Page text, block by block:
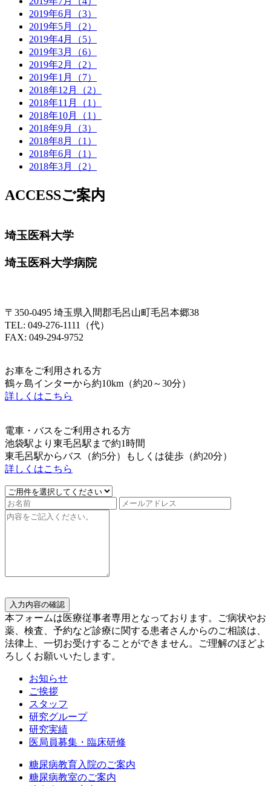
2019年6月（3）
2019年5月（2）
2019年4月（5）
2019年3月（6）
2019年2月（2）
2019年1月（7）
2018年12月（2）
2018年11月（1）
2018年10月（1）
2018年9月（3）
2018年8月（1）
2018年6月（1）
2018年3月（2）
ACCESSご案内
埼玉医科大学
埼玉医科大学病院
〒350-0495 埼玉県入間郡毛呂山町毛呂本郷38
TEL: 049-276-1111（代）
FAX: 049-294-9752
お車をご利用される方
鶴ヶ島インターから約10km（約20～30分）
詳しくはこちら
電車・バスをご利用される方
池袋駅より東毛呂駅まで約1時間
東毛呂駅からバス（約5分）もしくは徒歩（約20分）
詳しくはこちら
入力内容の確認
本フォームは医療従事者専用となっております。ご病状やお
薬、検査、予約など診療に関する患者さんからのご相談は、
法律上、一切お受けすることができません。ご理解のほどよ
ろしくお願いいたします。
お知らせ
ご挨拶
スタッフ
研究グループ
研究実績
医局員募集・臨床研修
糖尿病教育入院のご案内
糖尿病教室のご案内